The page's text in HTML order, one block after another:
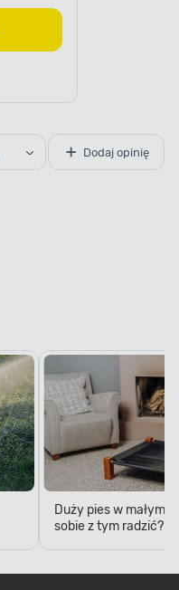
Dodaj opinię
Duży pies w małym
sobie z tym radzić?